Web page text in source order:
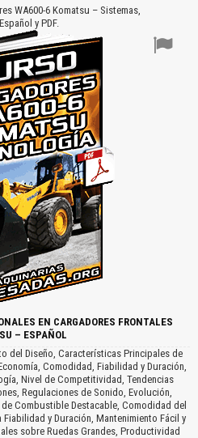
WA600-6 Komatsu – Sistemas,
y PDF.
EN CARGADORES FRONTALES
– ESPAÑOL
del Diseño, Características Principales de
Comodidad, Fiabilidad y Duración,
Nivel de Competitividad, Tendencias
Regulaciones de Sonido, Evolución,
Combustible Destacable, Comodidad del
y Duración, Mantenimiento Fácil y
sobre Ruedas Grandes, Productividad